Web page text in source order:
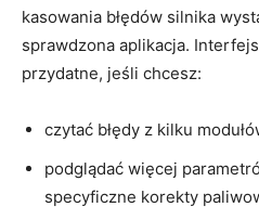
kasowania błędów silnika
sprawdzona aplikacja.
przydatne, jeśli chcesz:
czytać błędy z kilku
podglądać więcej
specyficzne korekty